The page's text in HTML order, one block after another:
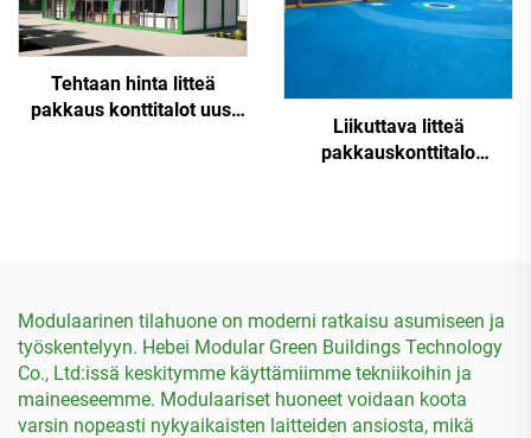
Tehtaan hinta litteä
pakkaus konttitalot uusi
Liikuttava litteä
pakkauskonttitalo
Modulaarinen tilahuone on moderni ratkaisu asumiseen ja
työskentelyyn. Hebei Modular Green Buildings Technology
Co., Ltd:issä keskitymme käyttämiimme tekniikoihin ja
maineeseemme. Modulaariset huoneet voidaan koota
varsin nopeasti nykyaikaisten laitteiden ansiosta, mikä